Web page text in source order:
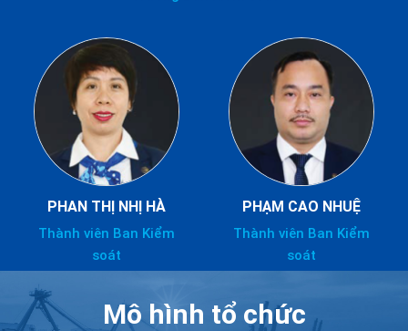
PHAN THỊ NHỊ HÀ
Thành viên Ban Kiểm
soát
PHẠM CAO NHUỆ
Thành viên Ban Kiểm
soát
Mô hình tổ chức